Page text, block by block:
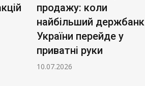
продажу: коли
найбільший держбанк
України перейде у
приватні руки
10.07.2026